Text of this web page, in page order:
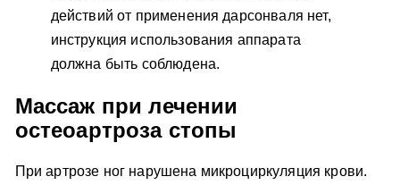
действий от применения дарсонваля нет,
инструкция использования аппарата
должна быть соблюдена.
Массаж при лечении
остеоартроза стопы
При артрозе ног нарушена микроциркуляция крови.